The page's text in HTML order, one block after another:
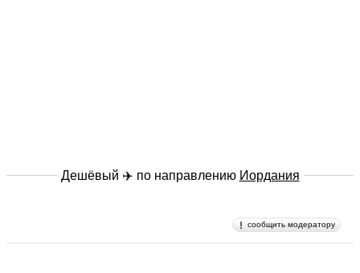
Дешёвый ✈️ по направлению Иордания
сообщить модератору